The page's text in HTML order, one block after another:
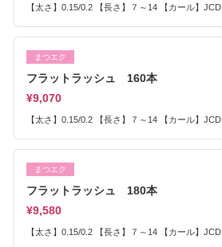
【太さ】0.15/0.2 【長さ】７～14 【カール】JCD
まつエク
フラットラッシュ 160本
¥9,070
【太さ】0.15/0.2 【長さ】７～14 【カール】JCD
まつエク
フラットラッシュ 180本
¥9,580
【太さ】0.15/0.2 【長さ】７～14 【カール】JCD